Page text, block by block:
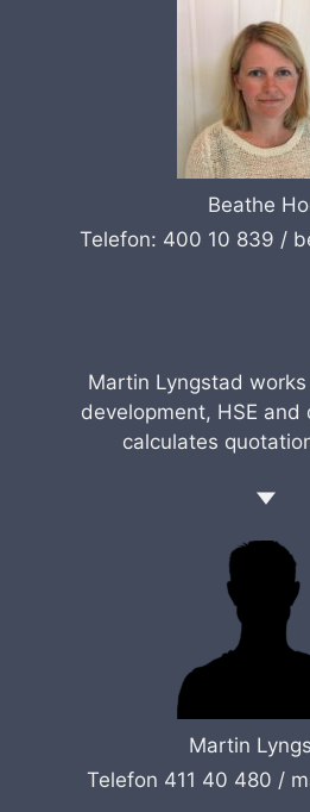
Beathe
Telefon: 400 10 839 /
Martin Lyngstad
development, HSE and
calculates
Martin
Telefon 411 40 480 /